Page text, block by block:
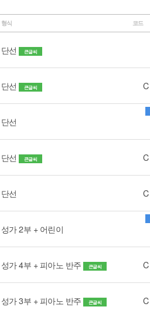
형식 코드
단선 큰글씨
단선 큰글씨
단선
단선 큰글씨
단선
성가 2부 + 어린이
성가 4부 + 피아노 반주 큰글씨
성가 3부 + 피아노 반주 큰글씨